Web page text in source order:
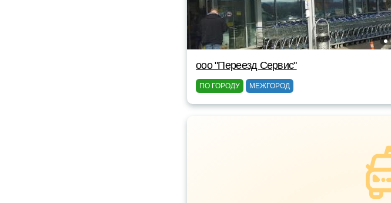
ооо "Переезд Сервис"
ПО ГОРОДУ МЕЖГОРОД